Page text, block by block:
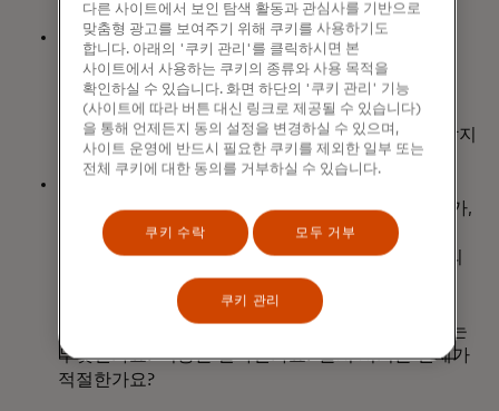
도움이 될 수 있습니다.
브레인라이팅은각 참가자가 문제 진술과 관련된
아이디어를 독립적으로 적고 이를 바탕으로 다음
참가자에게 아이디어를 전달하는 비언어적
방법입니다. 브레인스토밍이 끝나면 각 아이디어가
확장되고 반복되며, 그룹은 어떤 아이디어를 추구할지
고려할 수 있습니다.
도움을 줄 수 있는 프레임워크입니다. 이 방법은 누가,
무엇을, 어디서, 언제, 어떻게, 왜 등 일련의 질문을
중심으로 진행됩니다. 이 접근 방식은 그룹이 일련의
질문에 답하도록 유도하여 새로운 사고의 흐름을
발견하고 제품 로드맵을 형성하는 데 도움이 될 수
있습니다. 예를 들어 고객이 이 제품을 원하는 이유는
무엇인가요? 비용은 얼마인가요? 출시 시기는 언제가
적절한가요?
다른 사이트에서 보인 탐색 활동과 관심사를 기반으로
맞춤형 광고를 보여주기 위해 쿠키를 사용하기도
합니다. 아래의 '쿠키 관리'를 클릭하시면 본
사이트에서 사용하는 쿠키의 종류와 사용 목적을
확인하실 수 있습니다. 화면 하단의 '쿠키 관리' 기능
(사이트에 따라 버튼 대신 링크로 제공될 수 있습니다)
을 통해 언제든지 동의 설정을 변경하실 수 있으며,
사이트 운영에 반드시 필요한 쿠키를 제외한 일부 또는
전체 쿠키에 대한 동의를 거부하실 수 있습니다.
쿠키 수락 모두 거부
쿠키 관리